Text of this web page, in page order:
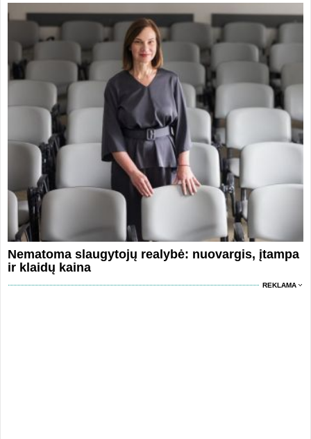
Nematoma slaugytojų realybė: nuovargis, įtampa
ir klaidų kaina
REKLAMA